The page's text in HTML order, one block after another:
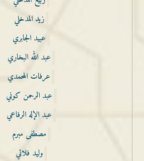
زيد المدخلي
عبيد الجابري
عبد الله البخاري
عرفات المحمدي
عبد الرحمن كوني
عبد الإله الرفاعي
مصطفى مبرم
وليد فلاتي